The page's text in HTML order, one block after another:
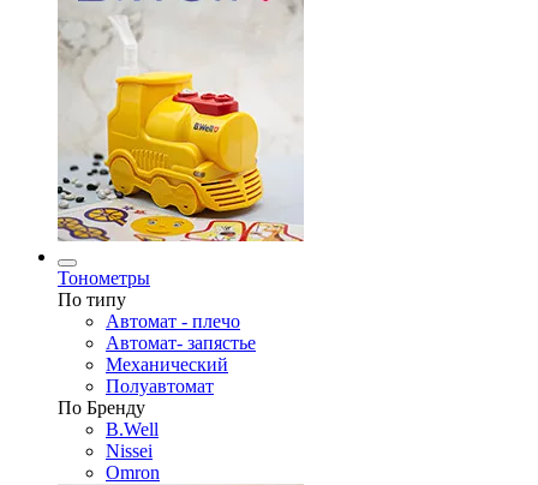
Тонометры
По типу
Автомат - плечо
Автомат- запястье
Механический
Полуавтомат
По Бренду
B.Well
Nissei
Omron